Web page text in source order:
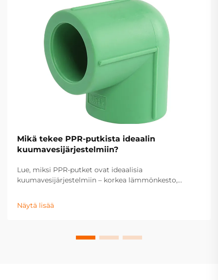
Mikä tekee PPR-putkista ideaalin
kuumavesijärjestelmiin?
Lue, miksi PPR-putket ovat ideaalisia
kuumavesijärjestelmiin – korkea lämmönkesto,
luotettavan suorituskyvyn. Lue lisää.
Näytä lisää